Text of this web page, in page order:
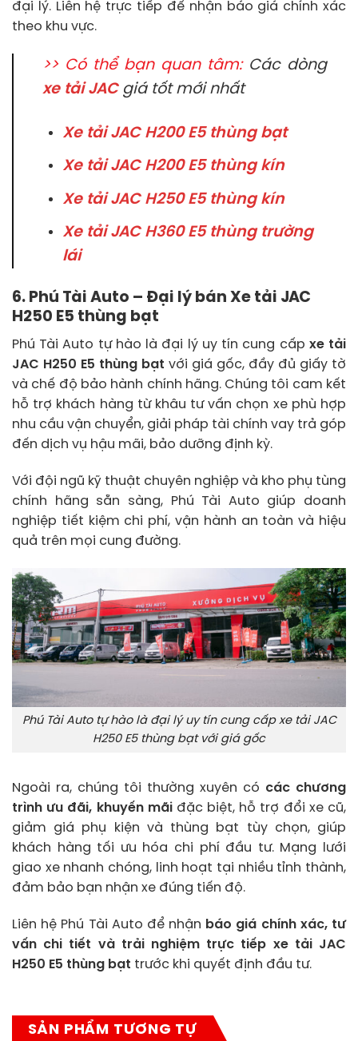
đại lý. Liên hệ trực tiếp để nhận báo giá chính xác
theo khu vực.
>> Có thể bạn quan tâm:Các dòng
xe tải JACgiá tốt mới nhất
Xe tải JAC H200 E5 thùng bạt
Xe tải JAC H200 E5 thùng kín
Xe tải JAC H250 E5 thùng kín
Xe tải JAC H360 E5 thùng trường
lái
6. Phú Tài Auto – Đại lý bán Xe tải JAC
H250 E5 thùng bạt
Phú Tài Auto tự hào là đại lý uy tín cung cấp xe tải
JAC H250 E5 thùng bạt với giá gốc, đầy đủ giấy tờ
và chế độ bảo hành chính hãng. Chúng tôi cam kết
hỗ trợ khách hàng từ khâu tư vấn chọn xe phù hợp
nhu cầu vận chuyển, giải pháp tài chính vay trả góp
đến dịch vụ hậu mãi, bảo dưỡng định kỳ.
Với đội ngũ kỹ thuật chuyên nghiệp và kho phụ tùng
chính hãng sẵn sàng, Phú Tài Auto giúp doanh
nghiệp tiết kiệm chi phí, vận hành an toàn và hiệu
quả trên mọi cung đường.
Phú Tài Auto tự hào là đại lý uy tín cung cấp xe tải JAC
H250 E5 thùng bạt với giá gốc
Ngoài ra, chúng tôi thường xuyên có các chương
trình ưu đãi, khuyến mãiđặc biệt, hỗ trợ đổi xe cũ,
giảm giá phụ kiện và thùng bạt tùy chọn, giúp
khách hàng tối ưu hóa chi phí đầu tư. Mạng lưới
giao xe nhanh chóng, linh hoạt tại nhiều tỉnh thành,
đảm bảo bạn nhận xe đúng tiến độ.
Liên hệ Phú Tài Auto để nhận báo giá chính xác, tư
vấn chi tiết và trải nghiệm trực tiếp xe tải JAC
H250 E5 thùng bạt trước khi quyết định đầu tư.
SẢN PHẨM TƯƠNG TỰ